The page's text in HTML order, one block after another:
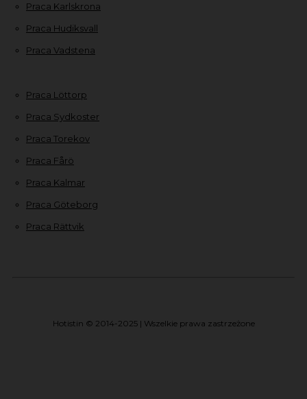
Praca Karlskrona
Praca Hudiksvall
Praca Vadstena
Praca Löttorp
Praca Sydkoster
Praca Torekov
Praca Fårö
Praca Kalmar
Praca Göteborg
Praca Rättvik
Hotistin © 2014-2025 | Wszelkie prawa zastrzeżone